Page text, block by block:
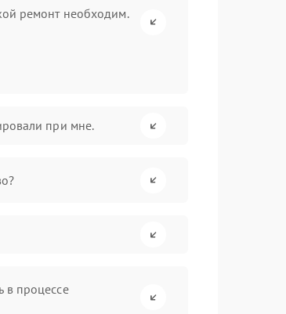
ремонт необходим.
при мне.
в процессе